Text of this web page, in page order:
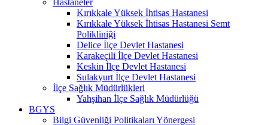
Kırıkkale Yüksek İhtisas Hastanesi
Kırıkkale Yüksek İhtisas Hastanesi Semt
Polikliniği
Delice İlçe Devlet Hastanesi
Karakeçili İlçe Devlet Hastanesi
Keskin İlçe Devlet Hastanesi
Sulakyurt İlçe Devlet Hastanesi
İlçe Sağlık Müdürlükleri
Yahşihan İlçe Sağlık Müdürlüğü
BGYS
Bilgi Güvenliği Politikaları Yönergesi